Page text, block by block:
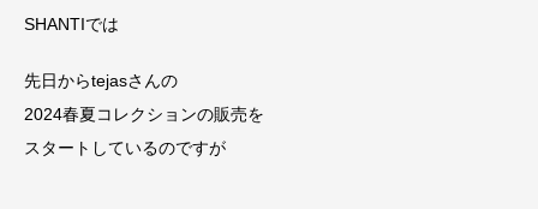
SHANTIでは
先日からtejasさんの
2024春夏コレクションの販売を
スタートしているのですが